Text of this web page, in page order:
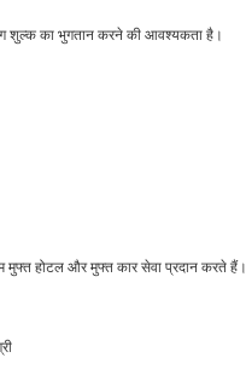
शुल्क का भुगतान करने की आवश्यकता है।
मुफ्त होटल और मुफ्त कार सेवा प्रदान करते हैं।